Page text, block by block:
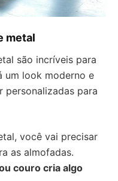
metal
são incríveis para
um look moderno e
personalizadas para
você vai precisar
as almofadas.
couro cria algo